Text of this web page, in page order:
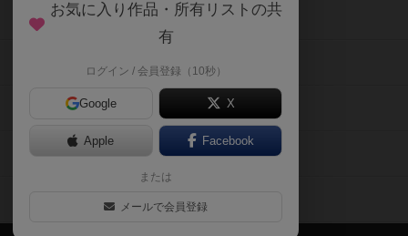
お気に入り作品・所有リストの共
有
ログイン / 会員登録（10秒）
Google X
Apple Facebook
または
メールで会員登録
メカニクス特集
掲示板・トピックス
ボドとも・会員一覧
ボードゲーム業界コラム
ボドゲーマご利用案内